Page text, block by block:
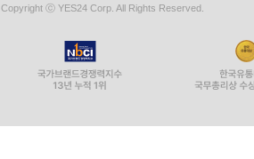
Copyright ⓒ YES24 Corp. All Rights Reserved.